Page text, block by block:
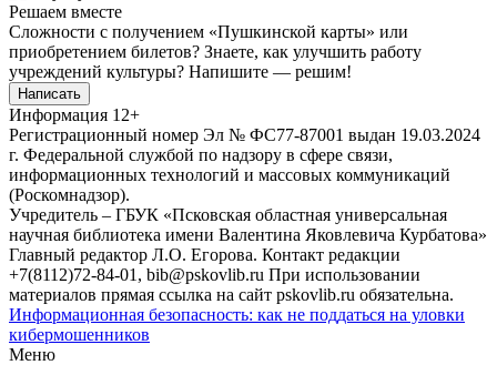
Решаем вместе
Сложности с получением «Пушкинской карты» или
приобретением билетов? Знаете, как улучшить работу
учреждений культуры? Напишите — решим!
Написать
Информация 12+
Регистрационный номер Эл № ФС77-87001 выдан 19.03.2024
г. Федеральной службой по надзору в сфере связи,
информационных технологий и массовых коммуникаций
(Роскомнадзор).
Учредитель – ГБУК «Псковская областная универсальная
научная библиотека имени Валентина Яковлевича Курбатова»
Главный редактор Л.О. Егорова. Контакт редакции
+7(8112)72-84-01, bib@pskovlib.ru При использовании
материалов прямая ссылка на сайт pskovlib.ru обязательна.
Информационная безопасность: как не поддаться на уловки
кибермошенников
Меню